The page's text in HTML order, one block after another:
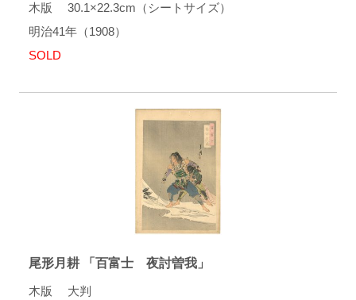
木版 30.1×22.3cm（シートサイズ）
明治41年（1908）
SOLD
尾形月耕 「百富士 夜討曽我」
木版 大判